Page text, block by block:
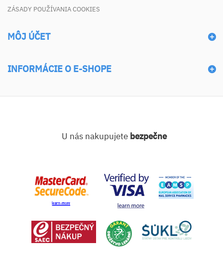
ZÁSADY POUŽÍVANIA COOKIES
MÔJ ÚČET
INFORMÁCIE O E-SHOPE
U nás nakupujete bezpečne